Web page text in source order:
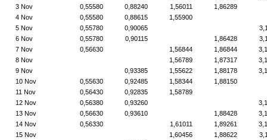
3 Nov
0,55580 0,88240 1,56011
1,86289
4 Nov
0,55580 0,88615
1,55900
5 Nov
0,55780 0,90065
6 Nov
0,55780 0,90115 1,86428
7 Nov
0,56630 1,56844 1,86844
8 Nov
1,56789 1,87317
9 Nov
0,93385 1,55622 1,88178
10 Nov
0,55630 0,92485 1,58344
1,88150
11 Nov
0,56430 0,92835
1,58789
12 Nov
0,56380 0,93260
13 Nov
0,56630 0,93610 1,88428
14 Nov
0,56330 1,61011 1,89261
15 Nov
1,60456 1,88622